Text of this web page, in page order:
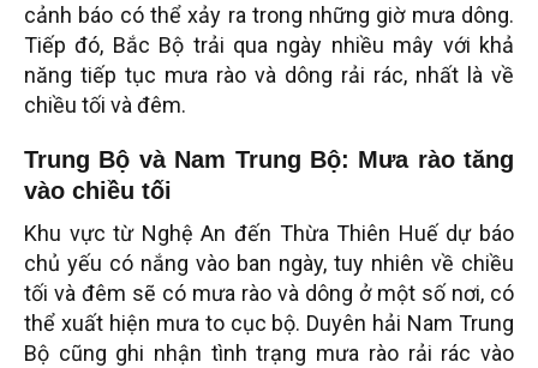
cảnh báo có thể xảy ra trong những giờ mưa dông.
Tiếp đó, Bắc Bộ trải qua ngày nhiều mây với khả
năng tiếp tục mưa rào và dông rải rác, nhất là về
chiều tối và đêm.
Trung Bộ và Nam Trung Bộ: Mưa rào tăng
vào chiều tối
Khu vực từ Nghệ An đến Thừa Thiên Huế dự báo
chủ yếu có nắng vào ban ngày, tuy nhiên về chiều
tối và đêm sẽ có mưa rào và dông ở một số nơi, có
thể xuất hiện mưa to cục bộ. Duyên hải Nam Trung
Bộ cũng ghi nhận tình trạng mưa rào rải rác vào